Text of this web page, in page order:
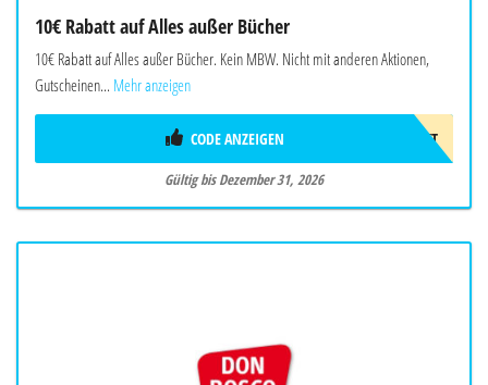
10€ Rabatt auf Alles außer Bücher
10€ Rabatt auf Alles außer Bücher. Kein MBW. Nicht mit anderen Aktionen,
Gutscheinen... Mehr anzeigen
10EUROGESCHENKT
CODE ANZEIGEN
Gültig bis Dezember 31, 2026